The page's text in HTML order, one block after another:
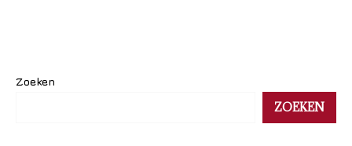
Zoeken
ZOEKEN